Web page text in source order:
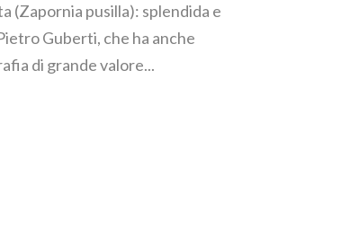
(Zapornia pusilla): splendida e
Guberti, che ha anche
di grande valore...